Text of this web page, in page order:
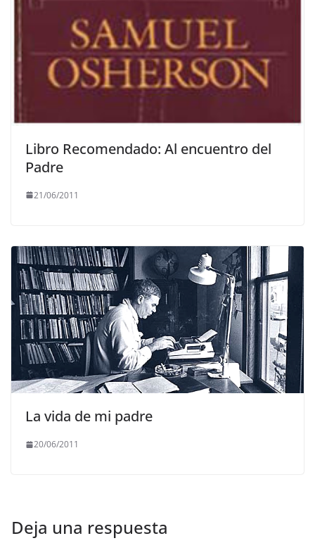
Libro Recomendado: Al encuentro del
Padre
21/06/2011
La vida de mi padre
20/06/2011
Deja una respuesta